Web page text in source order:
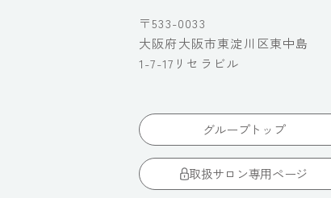
〒533-0033
大阪府大阪市東淀川区東中島
1-7-17リセラビル
グループトップ
取扱サロン専用ページ